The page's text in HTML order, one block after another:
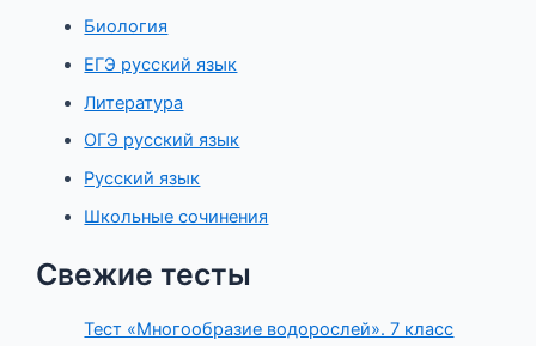
Биология
ЕГЭ русский язык
Литература
ОГЭ русский язык
Русский язык
Школьные сочинения
Свежие тесты
Тест «Многообразие водорослей». 7 класс